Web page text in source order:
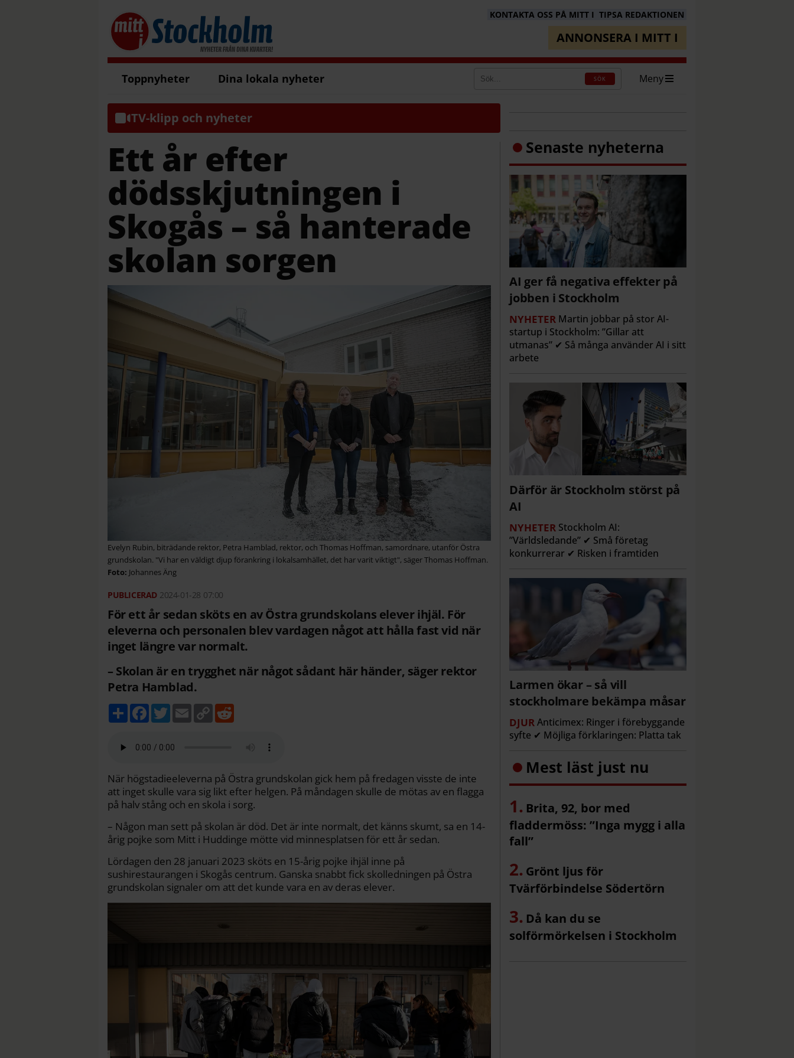
KONTAKTA OSS PÅ MITT I TIPSA REDAKTIONEN
ANNONSERA I MITT I
Toppnyheter Dina lokala nyheter SÖK Meny
TV-klipp och nyheter
Ett år efter
dödsskjutningen i
Skogås – så hanterade
skolan sorgen
Evelyn Rubin, biträdande rektor, Petra Hamblad, rektor, och Thomas Hoffman, samordnare, utanför Östra
grundskolan. "Vi har en väldigt djup förankring i lokalsamhället, det har varit viktigt", säger Thomas Hoffman.
Johannes Äng
2024-01-28 07:00
För ett år sedan sköts en av Östra grundskolans elever ihjäl. För
eleverna och personalen blev vardagen något att hålla fast vid när
inget längre var normalt.
– Skolan är en trygghet när något sådant här händer, säger rektor
Petra Hamblad.
D
e
F
c
b
k
T
w
t
E
m
a
C
o
p
k
När högstadieeleverna på Östra grundskolan gick hem på fredagen visste de inte
att inget skulle vara sig likt efter helgen. På måndagen skulle de mötas av en flagga
på halv stång och en skola i sorg.
– Någon man sett på skolan är död. Det är inte normalt, det känns skumt, sa en 14-
årig pojke som Mitt i Huddinge mötte vid minnesplatsen för ett år sedan.
Lördagen den 28 januari 2023 sköts en 15-årig pojke ihjäl inne på
sushirestaurangen i Skogås centrum. Ganska snabbt fick skolledningen på Östra
grundskolan signaler om att det kunde vara en av deras elever.
Senaste nyheterna
AI ger få negativa effekter på
jobben i Stockholm
NYHETER Martin jobbar på stor AI-
startup i Stockholm: ”Gillar att
utmanas” ✔ Så många använder AI i sitt
arbete
Därför är Stockholm störst på
AI
NYHETER Stockholm AI:
”Världsledande” ✔ Små företag
konkurrerar ✔ Risken i framtiden
Larmen ökar – så vill
stockholmare bekämpa måsar
DJURAnticimex: Ringer i förebyggande
syfte ✔ Möjliga förklaringen: Platta tak
Mest läst just nu
Brita, 92, bor med
fladdermöss: ”Inga mygg i alla
fall”
Grönt ljus för
Tvärförbindelse Södertörn
Då kan du se
solförmörkelsen i Stockholm